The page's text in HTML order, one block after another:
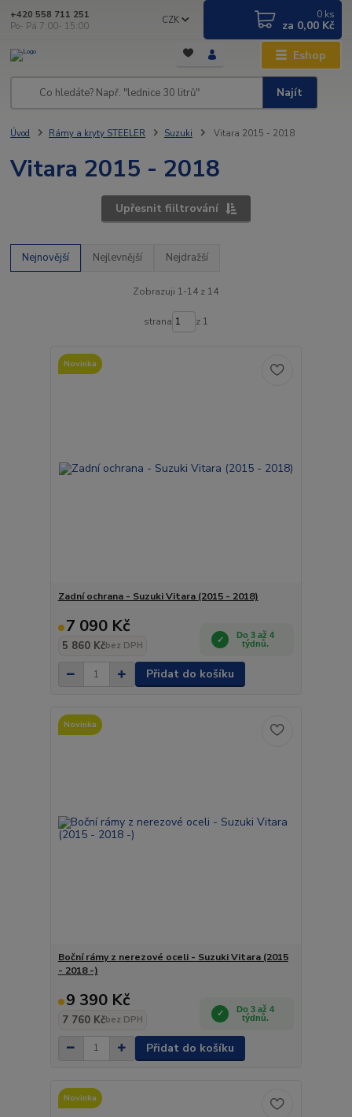
Eshop
CZK
Najít
+420 558 711 251
Po- Pá 7:00- 15:00
0 ks
za 0,00 Kč
Úvod Rámy a kryty STEELER Suzuki Vitara 2015 - 2018
Vitara 2015 - 2018
Upřesnit fiiltrování
Nejnovější Nejlevnější Nejdražší
Zobrazuji 1-14 z 14
strana z 1
Novinka
Zadní ochrana - Suzuki Vitara (2015 - 2018)
7 090 Kč
5 860 Kčbez DPH
Do 3 až 4
týdnů.
Přidat do košíku
Novinka
Boční rámy z nerezové oceli - Suzuki Vitara (2015
- 2018 -)
9 390 Kč
7 760 Kčbez DPH
Do 3 až 4
týdnů.
Přidat do košíku
Novinka